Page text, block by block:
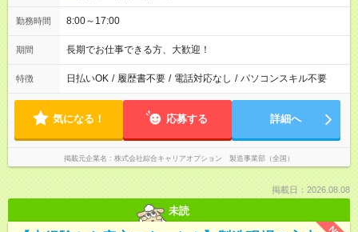
勤務時間 8:00～17:00
期間 長期でお仕事できる方、大歓迎！
特徴 日払いOK / 履歴書不要 / 電話対応なし / パソコンスキル不要
気になる！ 応募する 詳細へ
掲載元企業名 株式会社綜合キャリアオプション 製造事業部（全国）
掲載日：2026.08.08
未読